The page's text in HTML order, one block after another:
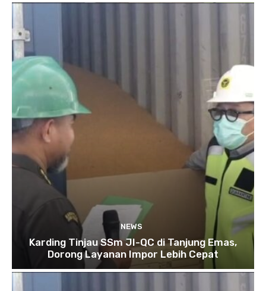
NEWS
Karding Tinjau SSm JI-QC di Tanjung Emas,
Dorong Layanan Impor Lebih Cepat